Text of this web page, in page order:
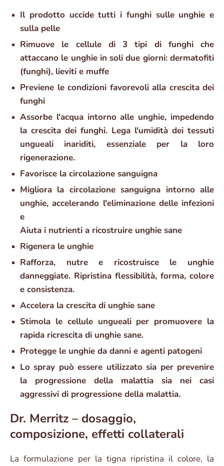
Il prodotto uccide tutti i funghi sulle unghie e
sulla pelle
Rimuove le cellule di 3 tipi di funghi che
attaccano le unghie in soli due giorni: dermatofiti
(funghi), lieviti e muffe
Previene le condizioni favorevoli alla crescita dei
funghi
Assorbe l'acqua intorno alle unghie, impedendo
la crescita dei funghi. Lega l'umidità dei tessuti
ungueali inariditi, essenziale per la loro
rigenerazione.
Favorisce la circolazione sanguigna
Migliora la circolazione sanguigna intorno alle
unghie, accelerando l'eliminazione delle infezioni
e
Aiuta i nutrienti a ricostruire unghie sane
Rigenera le unghie
Rafforza, nutre e ricostruisce le unghie
danneggiate. Ripristina flessibilità, forma, colore
e consistenza.
Accelera la crescita di unghie sane
Stimola le cellule ungueali per promuovere la
rapida ricrescita di unghie sane.
Protegge le unghie da danni e agenti patogeni
Lo spray può essere utilizzato sia per prevenire
la progressione della malattia sia nei casi
aggressivi di progressione della malattia.
Dr. Merritz – dosaggio,
composizione, effetti collaterali
La formulazione per la tigna ripristina il colore, la